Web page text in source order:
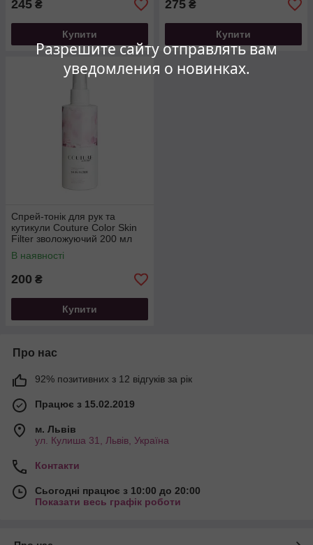
Разрешите сайту отправлять вам
уведомления о новинках.
245 ₴
Купити
275 ₴
Купити
Спрей-тонік для рук та
кутикули Couture Color Skin
Filter зволожуючий 200 мл
В наявності
200 ₴
Купити
Про нас
92% позитивних з 12 відгуків за рік
Працює з 15.02.2019
м. Львів
ул. Кулиша 31, Львів, Україна
Контакти
Сьогодні працює з 10:00 до 20:00
Показати весь графік роботи